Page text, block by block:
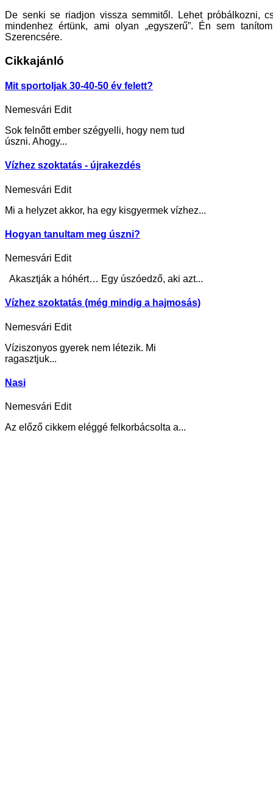
De senki se riadjon vissza semmitől. Lehet próbálkozni,
mindenhez értünk, ami olyan „egyszerű”. Én sem
Szerencsére.
Cikkajánló
Mit sportoljak 30-40-50 év felett?
Nemesvári Edit
Sok felnőtt ember szégyelli, hogy nem tud
úszni. Ahogy...
Vízhez szoktatás - újrakezdés
Nemesvári Edit
Mi a helyzet akkor, ha egy kisgyermek vízhez...
Hogyan tanultam meg úszni?
Nemesvári Edit
Akasztják a hóhért… Egy úszóedző, aki azt...
Vízhez szoktatás (még mindig a hajmosás)
Nemesvári Edit
Víziszonyos gyerek nem létezik. Mi
ragasztjuk...
Nasi
Nemesvári Edit
Az előző cikkem eléggé felkorbácsolta a...